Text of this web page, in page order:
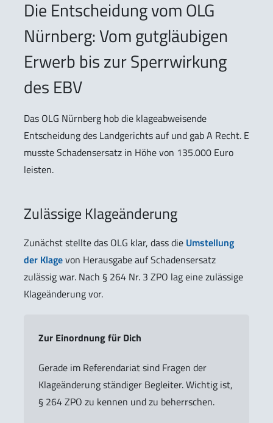
Die Entscheidung vom OLG
Nürnberg: Vom gutgläubigen
Erwerb bis zur Sperrwirkung
des EBV
Das OLG Nürnberg hob die klageabweisende
Entscheidung des Landgerichts auf und gab A Recht. E
musste Schadensersatz in Höhe von 135.000 Euro
leisten.
Zulässige Klageänderung
Zunächst stellte das OLG klar, dass die Umstellung
der Klagevon Herausgabe auf Schadensersatz
zulässig war. Nach § 264 Nr. 3 ZPO lag eine zulässige
Klageänderung vor.
Zur Einordnung für Dich
Gerade im Referendariat sind Fragen der
Klageänderung ständiger Begleiter. Wichtig ist,
§ 264 ZPO zu kennen und zu beherrschen.